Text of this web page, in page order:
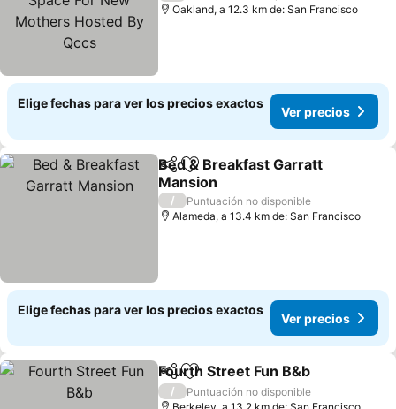
By Qccs
Oakland, a 12.3 km de: San Francisco
Elige fechas para ver los precios exactos
Ver precios
CompartirAgregar a favoritos
Bed & Breakfast Garratt
Mansion
Ver precios
/
Puntuación no disponible
Alameda, a 13.4 km de: San Francisco
Elige fechas para ver los precios exactos
Ver precios
CompartirAgregar a favoritos
Fourth Street Fun B&b
/
Puntuación no disponible